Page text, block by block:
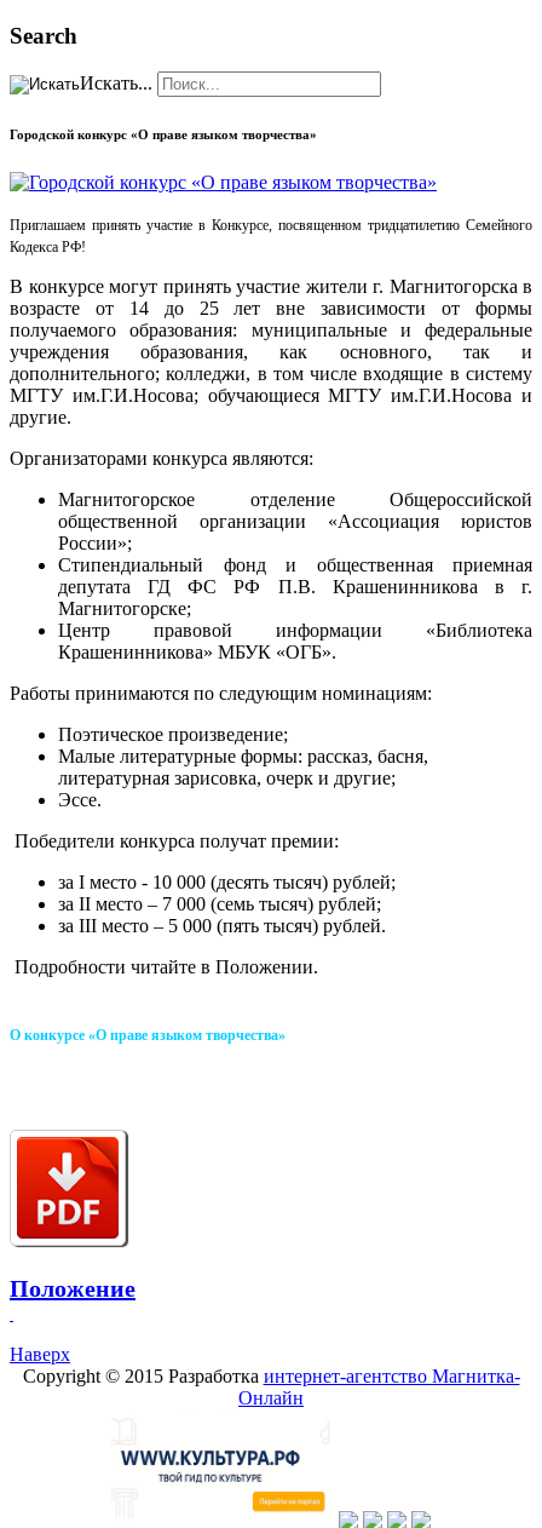
Search
Искать...
Городской конкурс «О праве языком творчества»
Приглашаем принять участие в Конкурсе, посвященном тридцатилетию Семейного
Кодекса РФ!
В конкурсе могут принять участие жители г. Магнитогорска в
возрасте от 14 до 25 лет вне зависимости от формы
получаемого образования: муниципальные и федеральные
учреждения образования, как основного, так и
дополнительного; колледжи, в том числе входящие в систему
МГТУ им.Г.И.Носова; обучающиеся МГТУ им.Г.И.Носова и
другие.
Организаторами конкурса являются:
Магнитогорское отделение Общероссийской
общественной организации «Ассоциация юристов
России»;
Стипендиальный фонд и общественная приемная
депутата ГД ФС РФ П.В. Крашенинникова в г.
Магнитогорске;
Центр правовой информации «Библиотека
Крашенинникова» МБУК «ОГБ».
Работы принимаются по следующим номинациям:
Поэтическое произведение;
Малые литературные формы: рассказ, басня,
литературная зарисовка, очерк и другие;
Эссе.
Победители конкурса получат премии:
за I место - 10 000 (десять тысяч) рублей;
за II место – 7 000 (семь тысяч) рублей;
за III место – 5 000 (пять тысяч) рублей.
Подробности читайте в Положении.
О конкурсе «О праве языком творчества»
Положение
Наверх
Copyright © 2015 Разработка интернет-агентство Магнитка-
Онлайн